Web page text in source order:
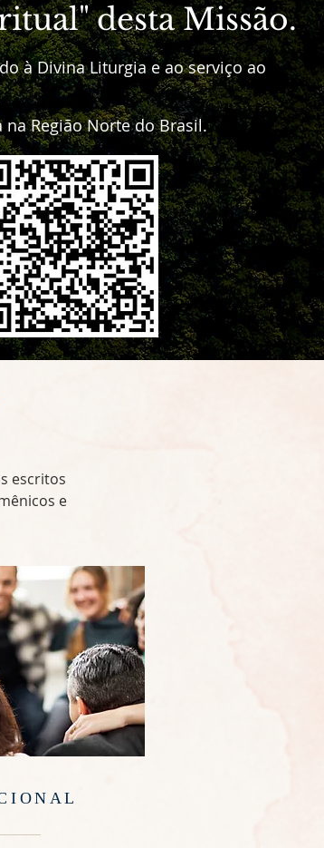
desta Missão.
à Divina Liturgia e ao serviço ao
Região Norte do Brasil.
escritos
e